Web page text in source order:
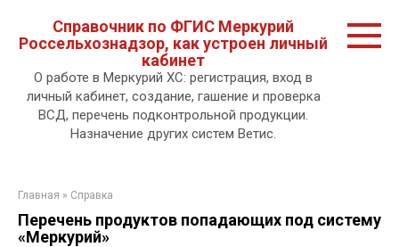
контенту.
Справочник по ФГИС Меркурий
Россельхознадзор, как устроен личный
кабинет
О работе в Меркурий ХС: регистрация, вход в
личный кабинет, создание, гашение и проверка
ВСД, перечень подконтрольной продукции.
Назначение других систем Ветис.
Главная » Справка
Перечень продуктов попадающих под систему
«Меркурий»